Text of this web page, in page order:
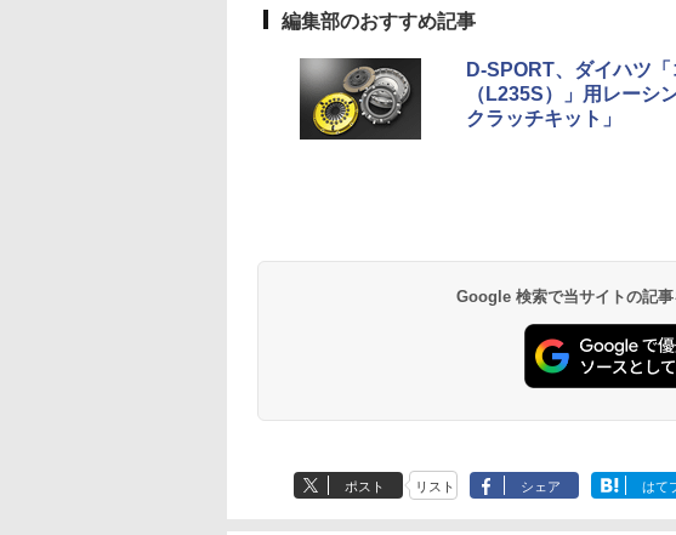
編集部のおすすめ記事
D-SPORT、ダイハツ
（L235S）」用レーシ
クラッチキット」
Google 検索で当サイトの記
ポスト リスト シェア はて